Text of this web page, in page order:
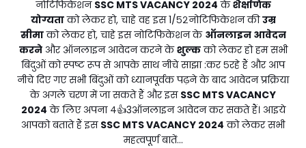
नोटिफिकेशन SSC MTS VACANCY 2024 केशैक्षणिक
योग्यताको लेकर हो, चाहे वह इस 1/५२नोटिफिकेशन कीउम्र
सीमाको लेकर हो, चाहे इस नोटिफिकेशन के ऑनलाइन आवेदन
करनेऔर ऑनलाइन आवेदन करने केशुल्कको लेकर हो हम सभी
बिंदुओं को स्पष्ट रूप से आपके साथ नीचे साझा :कर ५रहे हैं और आप
नीचे दिए गए सभी बिंदुओं को ध्यानपूर्वक पढ़ने के बाद आवेदन प्रक्रिया
के अगले चरण में जा सकते हैं और इस SSC MTS VACANCY
2024 के लिए अपना ४👍3ऑनलाइन आवेदन कर सकते हैं। आइये
आपको बताते हैं इस SSC MTS VACANCY 2024 को लेकर सभी
महत्वपूर्ण बातें...